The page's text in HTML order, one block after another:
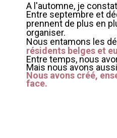
A l'automne, je
Entre septembre et
prennent de plus en
organiser.
Nous entamons les
résidents belges et
Entre temps, nous
Mais nous avons
Nous avons créé,
face.